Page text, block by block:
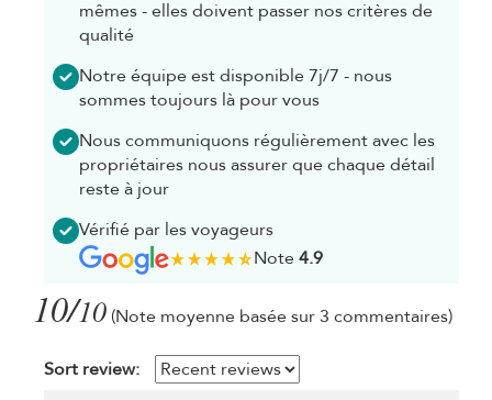
mêmes - elles doivent passer nos critères de
qualité
Notre équipe est disponible 7j/7 - nous
sommes toujours là pour vous
Nous communiquons régulièrement avec les
propriétaires nous assurer que chaque détail
reste à jour
Vérifié par les voyageurs
Note4.9
10/10 (Note moyenne basée sur 3 commentaires)
Sort review: